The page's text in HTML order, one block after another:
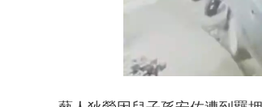
Unmute